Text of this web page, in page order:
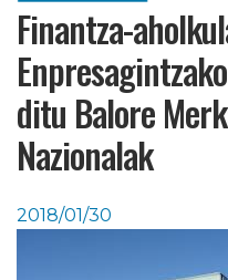
Finantza-
ditu Balore
Nazionalak
2018/01/30